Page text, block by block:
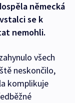
německá
se k
nemohli.
všech
neskončilo,
komplikuje